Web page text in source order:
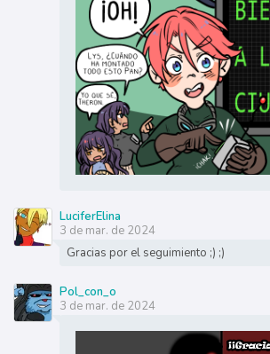
LuciferElina
3 de mar. de 2024
Gracias por el seguimiento ;) ;)
Pol_con_o
3 de mar. de 2024